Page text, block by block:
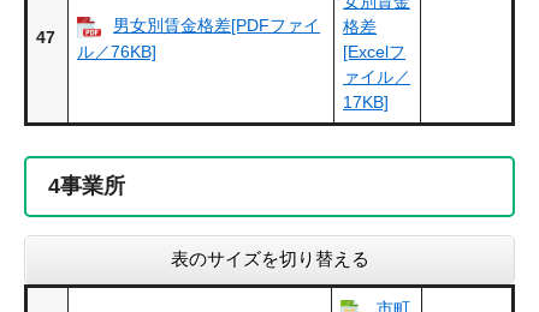
47
男女別賃金格差[PDFファイ
ル／76KB]
格差
[Excelフ
ァイル／
17KB]
4事業所
表のサイズを切り替える